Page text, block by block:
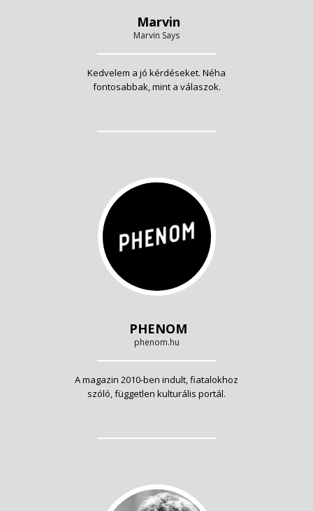
Marvin
Marvin Says
Kedvelem a jó kérdéseket. Néha
fontosabbak, mint a válaszok.
PHENOM
phenom.hu
A magazin 2010-ben indult, fiatalokhoz
szóló, független kulturális portál.